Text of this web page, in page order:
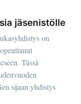
jäsenistölle
on
Tässä
sijaan yhdistys